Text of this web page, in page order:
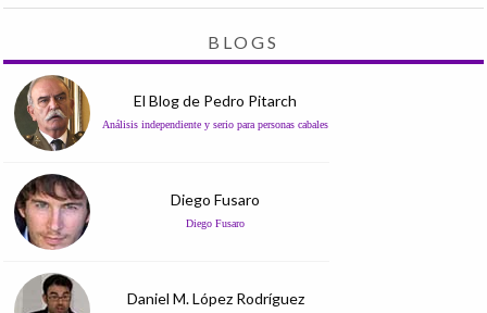
BLOGS
El Blog de Pedro Pitarch
Análisis independiente y serio para personas cabales
Diego Fusaro
Diego Fusaro
Daniel M. López Rodríguez